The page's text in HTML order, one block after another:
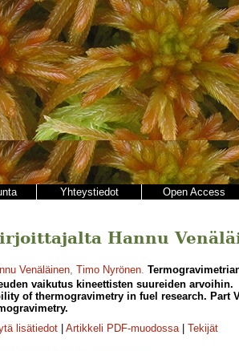
Yhteystiedot Open Access
Hannu
Venäläinen, Timo Nyrönen.
vaikutus kineettisten suureiden arvoihin.
of thermogravimetry in fuel research. Part
lisätiedot Artikkeli PDF-muodossa| Tekijät